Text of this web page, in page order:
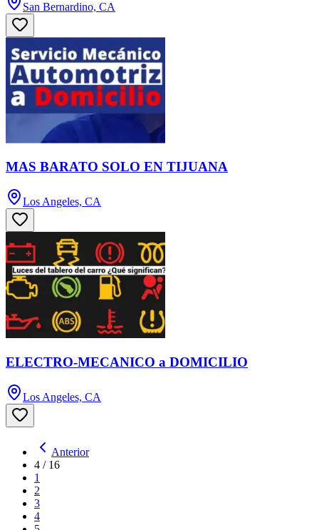
San Bernardino, CA
MAS BARATO SOLO EN TIJUANA
Los Angeles, CA
ELECTRO-MECANICO a DOMICILIO
Los Angeles, CA
Anterior
4 / 16
1
2
3
4